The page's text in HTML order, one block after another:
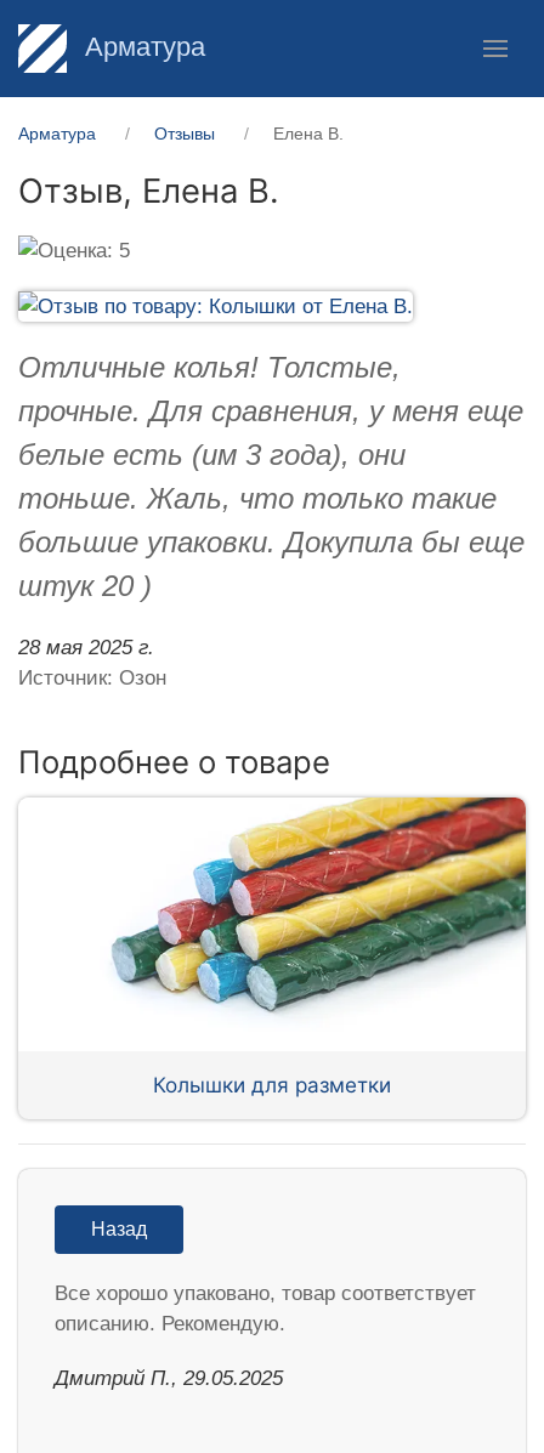
Арматура
Арматура Отзывы Елена В.
Отзыв, Елена В.
Отличные колья! Толстые,
прочные. Для сравнения, у меня еще
белые есть (им 3 года), они
тоньше. Жаль, что только такие
большие упаковки. Докупила бы еще
штук 20 )
28 мая 2025 г.
Источник: Озон
Подробнее о товаре
Колышки для разметки
Назад
Все хорошо упаковано, товар соответствует
описанию. Рекомендую.
Дмитрий П., 29.05.2025